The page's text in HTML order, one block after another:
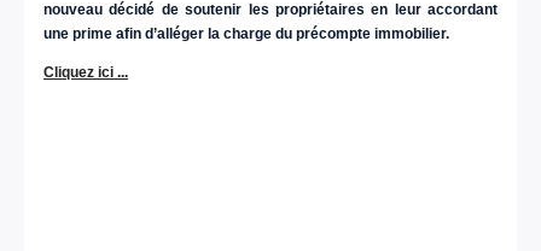
nouveau décidé de soutenir les propriétaires en leur accordant
une prime afin d’alléger la charge du précompte immobilier.
Cliquez ici ...